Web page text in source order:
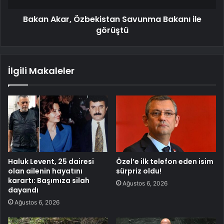
Bakan Akar, Özbekistan Savunma Bakanı ile
görüştü
İlgili Makaleler
Haluk Levent, 25 dairesi
olan ailenin hayatını
karartı: Başımıza silah
dayandı
Ağustos 6, 2026
Özel’e ilk telefon eden isim
sürpriz oldu!
Ağustos 6, 2026